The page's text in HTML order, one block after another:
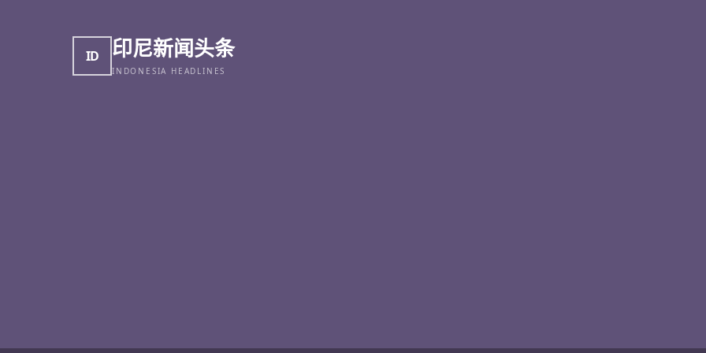
ID 印尼新闻头条
INDONESIA HEADLINES